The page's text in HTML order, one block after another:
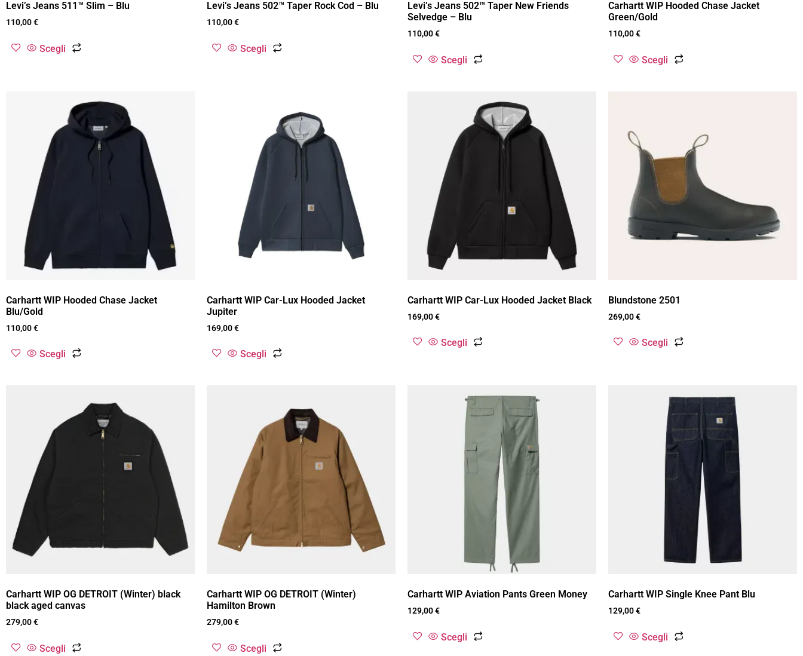
Levi’s Jeans 511™ Slim – Blu
110,00€
Scegli
Levi’s Jeans 502™ Taper Rock Cod – Blu
110,00€
Scegli
Levi’s Jeans 502™ Taper New Friends
Selvedge – Blu
110,00€
Scegli
Carhartt WIP Hooded Chase Jacket
Green/Gold
110,00€
Scegli
Carhartt WIP Hooded Chase Jacket
Blu/Gold
110,00€
Scegli
Carhartt WIP Car-Lux Hooded Jacket
Jupiter
169,00€
Scegli
Carhartt WIP Car-Lux Hooded Jacket Black
169,00€
Scegli
Blundstone 2501
269,00€
Scegli
Carhartt WIP OG DETROIT (Winter) black
black aged canvas
279,00€
Scegli
Carhartt WIP OG DETROIT (Winter)
Hamilton Brown
279,00€
Scegli
Carhartt WIP Aviation Pants Green Money
129,00€
Scegli
Carhartt WIP Single Knee Pant Blu
129,00€
Scegli